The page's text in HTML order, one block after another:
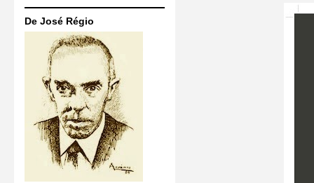
De José Régio